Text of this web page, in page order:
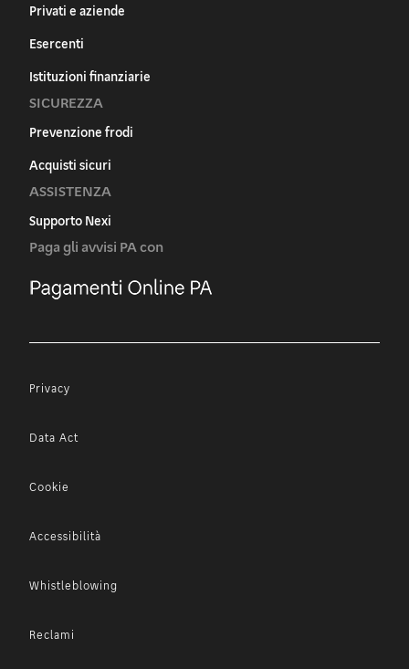
Privati e aziende
Esercenti
Istituzioni finanziarie
SICUREZZA
Prevenzione frodi
Acquisti sicuri
ASSISTENZA
Supporto Nexi
Paga gli avvisi PA con
Privacy
Data Act
Cookie
Accessibilità
Whistleblowing
Reclami